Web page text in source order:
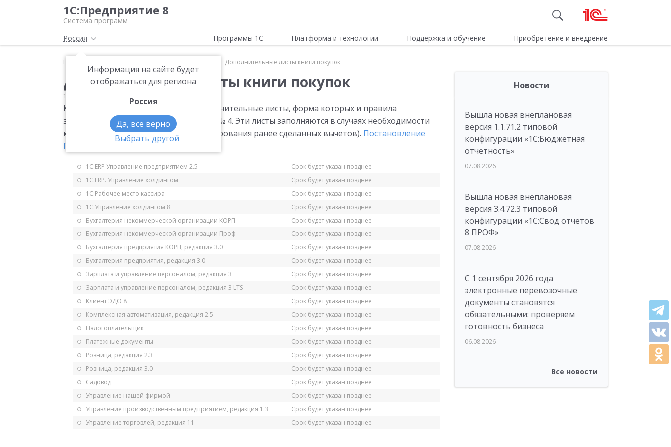
1С:Предприятие 8
Система программ
Россия
Информация на сайте будет
отображаться для региона
Россия
Да, все верно
Выбрать другой
Программы 1С Платформа и технологии Поддержка и обучение Приобретение и внедрение
Главная Дополнительные листы книги покупок
Дополнительные листы книги покупок
18.05.2006
К книге покупок предусмотрены дополнительные листы, форма которых и правила
заполнения приведена в Приложении № 4. Эти листы заполняются в случаях необходимости
корректировки книги покупок (аннулирования ранее сделанных вычетов). Постановление
Правительства РФ от 11.05.2006 № 283
1С:ERP Управление предприятием 2.5
Срок будет указан позднее
1С:ERP. Управление холдингом
Срок будет указан позднее
1С:Рабочее место кассира
Срок будет указан позднее
1С:Управление холдингом 8
Срок будет указан позднее
Бухгалтерия некоммерческой организации КОРП
Срок будет указан позднее
Бухгалтерия некоммерческой организации Проф
Срок будет указан позднее
Бухгалтерия предприятия КОРП, редакция 3.0
Срок будет указан позднее
Бухгалтерия предприятия, редакция 3.0
Срок будет указан позднее
Зарплата и управление персоналом, редакция 3
Срок будет указан позднее
Зарплата и управление персоналом, редакция 3 LTS
Срок будет указан позднее
Клиент ЭДО 8
Срок будет указан позднее
Комплексная автоматизация, редакция 2.5
Срок будет указан позднее
Налогоплательщик
Срок будет указан позднее
Платежные документы
Срок будет указан позднее
Розница, редакция 2.3
Срок будет указан позднее
Розница, редакция 3.0
Срок будет указан позднее
Садовод
Срок будет указан позднее
Управление нашей фирмой
Срок будет указан позднее
Управление производственным предприятием, редакция 1.3
Срок будет указан позднее
Управление торговлей, редакция 11
Срок будет указан позднее
Новости
Вышла новая внеплановая
версия 1.1.71.2 типовой
конфигурации «1C:Бюджетная
отчетность»
07.08.2026
Вышла новая внеплановая
версия 3.4.72.3 типовой
конфигурации «1C:Свод отчетов
8 ПРОФ»
07.08.2026
С 1 сентября 2026 года
электронные перевозочные
документы становятся
обязательными: проверяем
готовность бизнеса
06.08.2026
Все новости